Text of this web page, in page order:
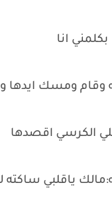
انا
وقام ومسك ايدها
الكرسي اقصدها
ياقلبي ساكته